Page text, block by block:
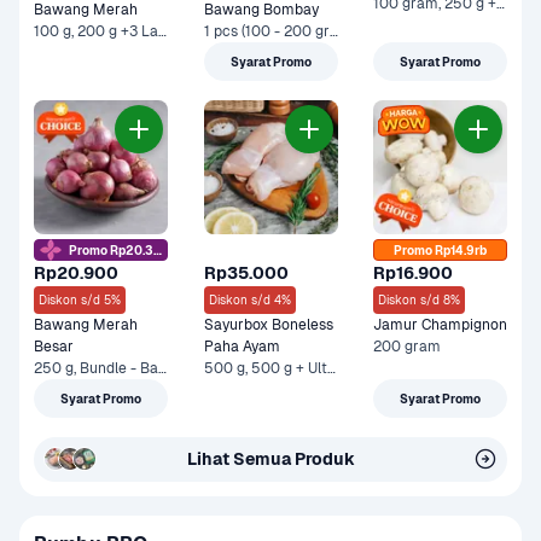
Bawang Merah
100 g, 200 g +3 Lainnya
Bawang Bombay
1 pcs (100 - 200 gram), 500 g +3 Lainnya
Syarat Promo Syarat Promo
Promo Rp20.3rb
Rp20.900
Diskon s/d 5%
Bawang Merah
Besar
250 g, Bundle - Bawang Merah 250 gram & Sayurbox Telur Ayam Negeri 10 pcs +1 Lainnya
Syarat Promo
Rp35.000
Diskon s/d 4%
Sayurbox Boneless
Paha Ayam
500 g, 500 g + Ultra Milk UHT Low Fat Chocolate 1 liter +1 Lainnya
Promo Rp14.9rb
Rp16.900
Diskon s/d 8%
Jamur Champignon
200 gram
Syarat Promo
Lihat Semua Produk